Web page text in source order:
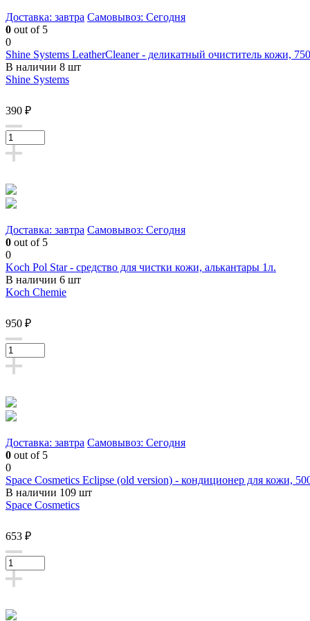
Доставка: завтра Самовывоз: Сегодня
0 out of 5
0
Shine Systems LeatherCleaner - деликатный очиститель кожи,
В наличии 8 шт
Shine Systems
390 ₽
Доставка: завтра Самовывоз: Сегодня
0 out of 5
0
Koch Pol Star - средство для чистки кожи, алькантары 1л.
В наличии 6 шт
Koch Chemie
950 ₽
Доставка: завтра Самовывоз: Сегодня
0 out of 5
0
Space Cosmetics Eclipse (old version) - кондиционер для кожи,
В наличии 109 шт
Space Cosmetics
653 ₽